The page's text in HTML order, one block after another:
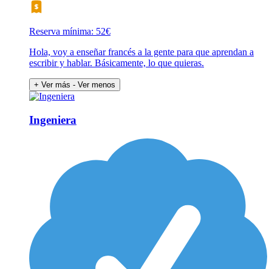
Reserva mínima: 52€
Hola, voy a enseñar francés a la gente para que aprendan a
escribir y hablar. Básicamente, lo que quieras.
+ Ver más - Ver menos
Ingeniera